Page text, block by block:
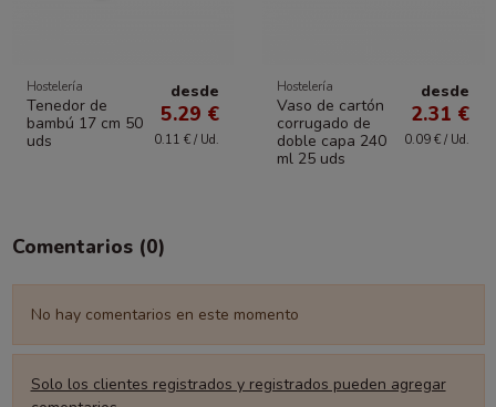
Hostelería
Tenedor de
bambú 17 cm 50
uds
desde
5.29 €
0.11 € / Ud.
Hostelería
Vaso de cartón
corrugado de
doble capa 240
ml 25 uds
desde
2.31 €
0.09 € / Ud.
Comentarios (0)
No hay comentarios en este momento
Solo los clientes registrados y registrados pueden agregar